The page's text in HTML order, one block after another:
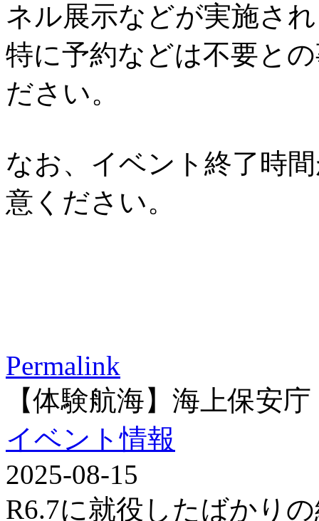
ネル展示などが実施さ
特に予約などは不要と
ださい。
なお、イベント終了時
意ください。
Permalink
【体験航海】海上保安
イベント情報
2025-08-15
R6.7に就役したばかり